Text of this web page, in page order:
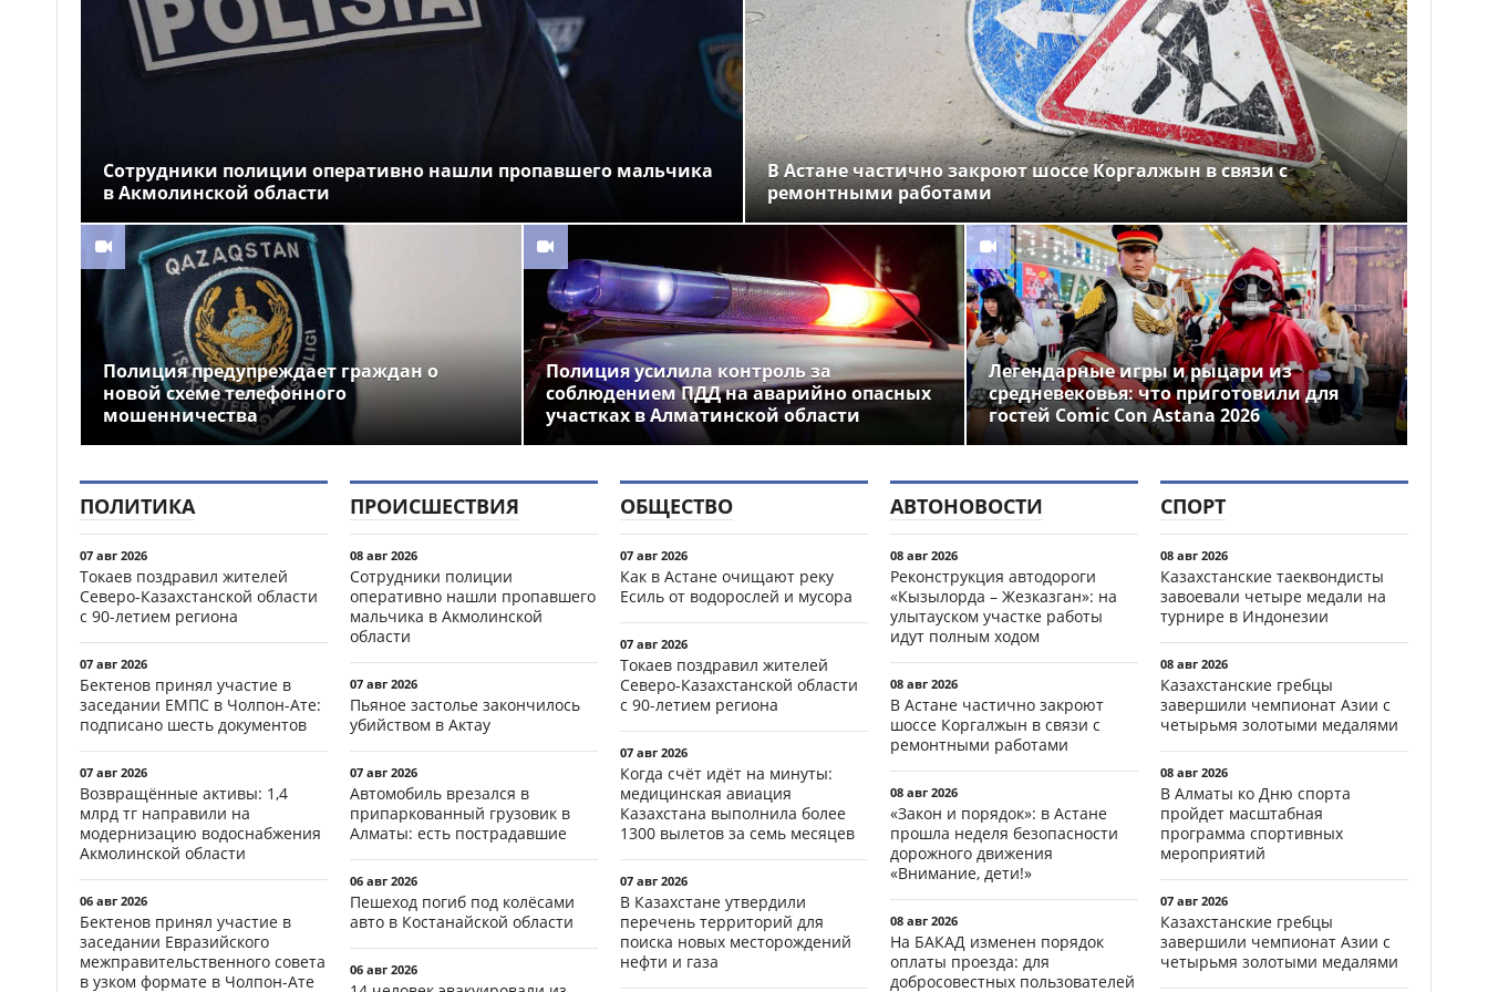
укрепляет позиции на
мировом рынке благодаря
премиальному качеству
09:25
В Астане заместитель
ход приемной кампании в
военном колледже
Сотрудники полиции оперативно нашли пропавшего мальчика
в Акмолинской области
В Астане частично закроют шоссе Коргалжын в связи с
ремонтными работами
Полиция предупреждает граждан о
новой схеме телефонного
мошенничества
Полиция усилила контроль за
соблюдением ПДД на аварийно опасных
участках в Алматинской области
Легендарные игры и рыцари из
средневековья: что приготовили для
гостей Comic Con Astana 2026
ПОЛИТИКА
07 авг 2026
Токаев поздравил жителей
Северо-Казахстанской области
с 90-летием региона
07 авг 2026
Бектенов принял участие в
заседании ЕМПС в Чолпон-Ате:
подписано шесть документов
07 авг 2026
Возвращённые активы: 1,4
млрд тг направили на
модернизацию водоснабжения
Акмолинской области
06 авг 2026
Бектенов принял участие в
заседании Евразийского
межправительственного совета
в узком формате в Чолпон-Ате
ПРОИСШЕСТВИЯ
08 авг 2026
Сотрудники полиции
оперативно нашли пропавшего
мальчика в Акмолинской
области
07 авг 2026
Пьяное застолье закончилось
убийством в Актау
07 авг 2026
Автомобиль врезался в
припаркованный грузовик в
Алматы: есть пострадавшие
06 авг 2026
Пешеход погиб под колёсами
авто в Костанайской области
06 авг 2026
ОБЩЕСТВО
07 авг 2026
Как в Астане очищают реку
Есиль от водорослей и мусора
07 авг 2026
Токаев поздравил жителей
Северо-Казахстанской области
с 90-летием региона
07 авг 2026
Когда счёт идёт на минуты:
медицинская авиация
Казахстана выполнила более
1300 вылетов за семь месяцев
07 авг 2026
В Казахстане утвердили
перечень территорий для
поиска новых месторождений
нефти и газа
АВТОНОВОСТИ
08 авг 2026
Реконструкция автодороги
«Кызылорда – Жезказган»: на
улытауском участке работы
идут полным ходом
08 авг 2026
В Астане частично закроют
шоссе Коргалжын в связи с
ремонтными работами
08 авг 2026
«Закон и порядок»: в Астане
прошла неделя безопасности
дорожного движения
«Внимание, дети!»
08 авг 2026
На БАКАД изменен порядок
оплаты проезда: для
добросовестных пользователей
СПОРТ
08 авг 2026
Казахстанские таеквондисты
завоевали четыре медали на
турнире в Индонезии
08 авг 2026
Казахстанские гребцы
завершили чемпионат Азии с
четырьмя золотыми медалями
08 авг 2026
В Алматы ко Дню спорта
пройдет масштабная
программа спортивных
мероприятий
07 авг 2026
Казахстанские гребцы
завершили чемпионат Азии с
четырьмя золотыми медалями